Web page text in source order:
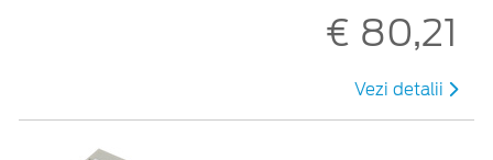
€ 80,21
Vezi detalii